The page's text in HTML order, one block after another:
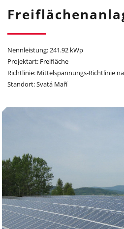
Nennleistung: 241.92 kWp
Projektart: Freifläche
Richtlinie: Mittelspannungs-Richtlinie
Standort: Svatá Maří